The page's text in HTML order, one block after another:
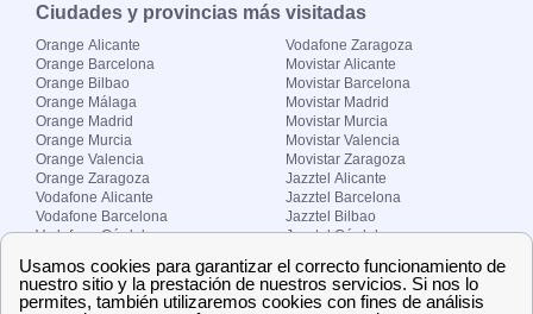
Ciudades y provincias más visitadas
Orange Alicante
Orange Barcelona
Orange Bilbao
Orange Málaga
Orange Madrid
Orange Murcia
Orange Valencia
Orange Zaragoza
Vodafone Alicante
Vodafone Barcelona
Vodafone Córdoba
Vodafone Madrid
Vodafone Murcia
Vodafone Zaragoza
Movistar Alicante
Movistar Barcelona
Movistar Madrid
Movistar Murcia
Movistar Valencia
Movistar Zaragoza
Jazztel Alicante
Jazztel Barcelona
Jazztel Bilbao
Jazztel Córdoba
Jazztel Málaga
Jazztel Valencia